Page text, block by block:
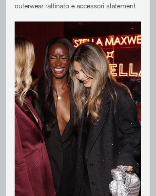
outerwear raffinato e accessori statement.